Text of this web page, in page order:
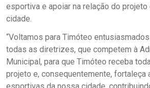
esportiva e apoiar na relação do
cidade.
“Voltamos para Timóteo
todas as diretrizes, que competem à
Municipal, para que Timóteo receba
projeto e, consequentemente, fortaleça